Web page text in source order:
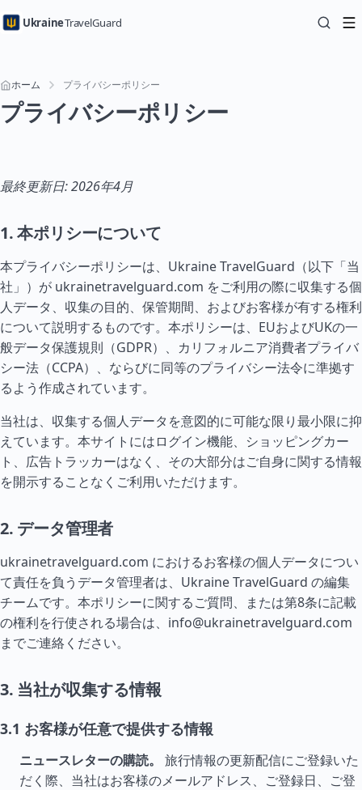
UkraineTravelGuard
ホーム プライバシーポリシー
プライバシーポリシー
最終更新日: 2026年4月
1. 本ポリシーについて
本プライバシーポリシーは、Ukraine TravelGuard（以下「当
社」）が ukrainetravelguard.com をご利用の際に収集する個
人データ、収集の目的、保管期間、およびお客様が有する権利
について説明するものです。本ポリシーは、EUおよびUKの一
般データ保護規則（GDPR）、カリフォルニア消費者プライバ
シー法（CCPA）、ならびに同等のプライバシー法令に準拠す
るよう作成されています。
当社は、収集する個人データを意図的に可能な限り最小限に抑
えています。本サイトにはログイン機能、ショッピングカー
ト、広告トラッカーはなく、その大部分はご自身に関する情報
を開示することなくご利用いただけます。
2. データ管理者
ukrainetravelguard.com におけるお客様の個人データについ
て責任を負うデータ管理者は、Ukraine TravelGuard の編集
チームです。本ポリシーに関するご質問、または第8条に記載
の権利を行使される場合は、 info@ukrainetravelguard.com
までご連絡ください。
3. 当社が収集する情報
3.1 お客様が任意で提供する情報
ニュースレターの購読。
旅行情報の更新配信にご登録いた
だく際、当社はお客様のメールアドレス、ご登録日、ご登